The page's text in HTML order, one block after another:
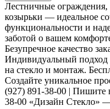
Лестничные
козырьки — идеальное
функциональности и
заботой о вашем
Безупречное качество
Индивидуальный подход
на стекло и монтаж.
Создайте уникальное
(927) 891-38-00 | Пишите
38-00 «Дизайн Стекло» —